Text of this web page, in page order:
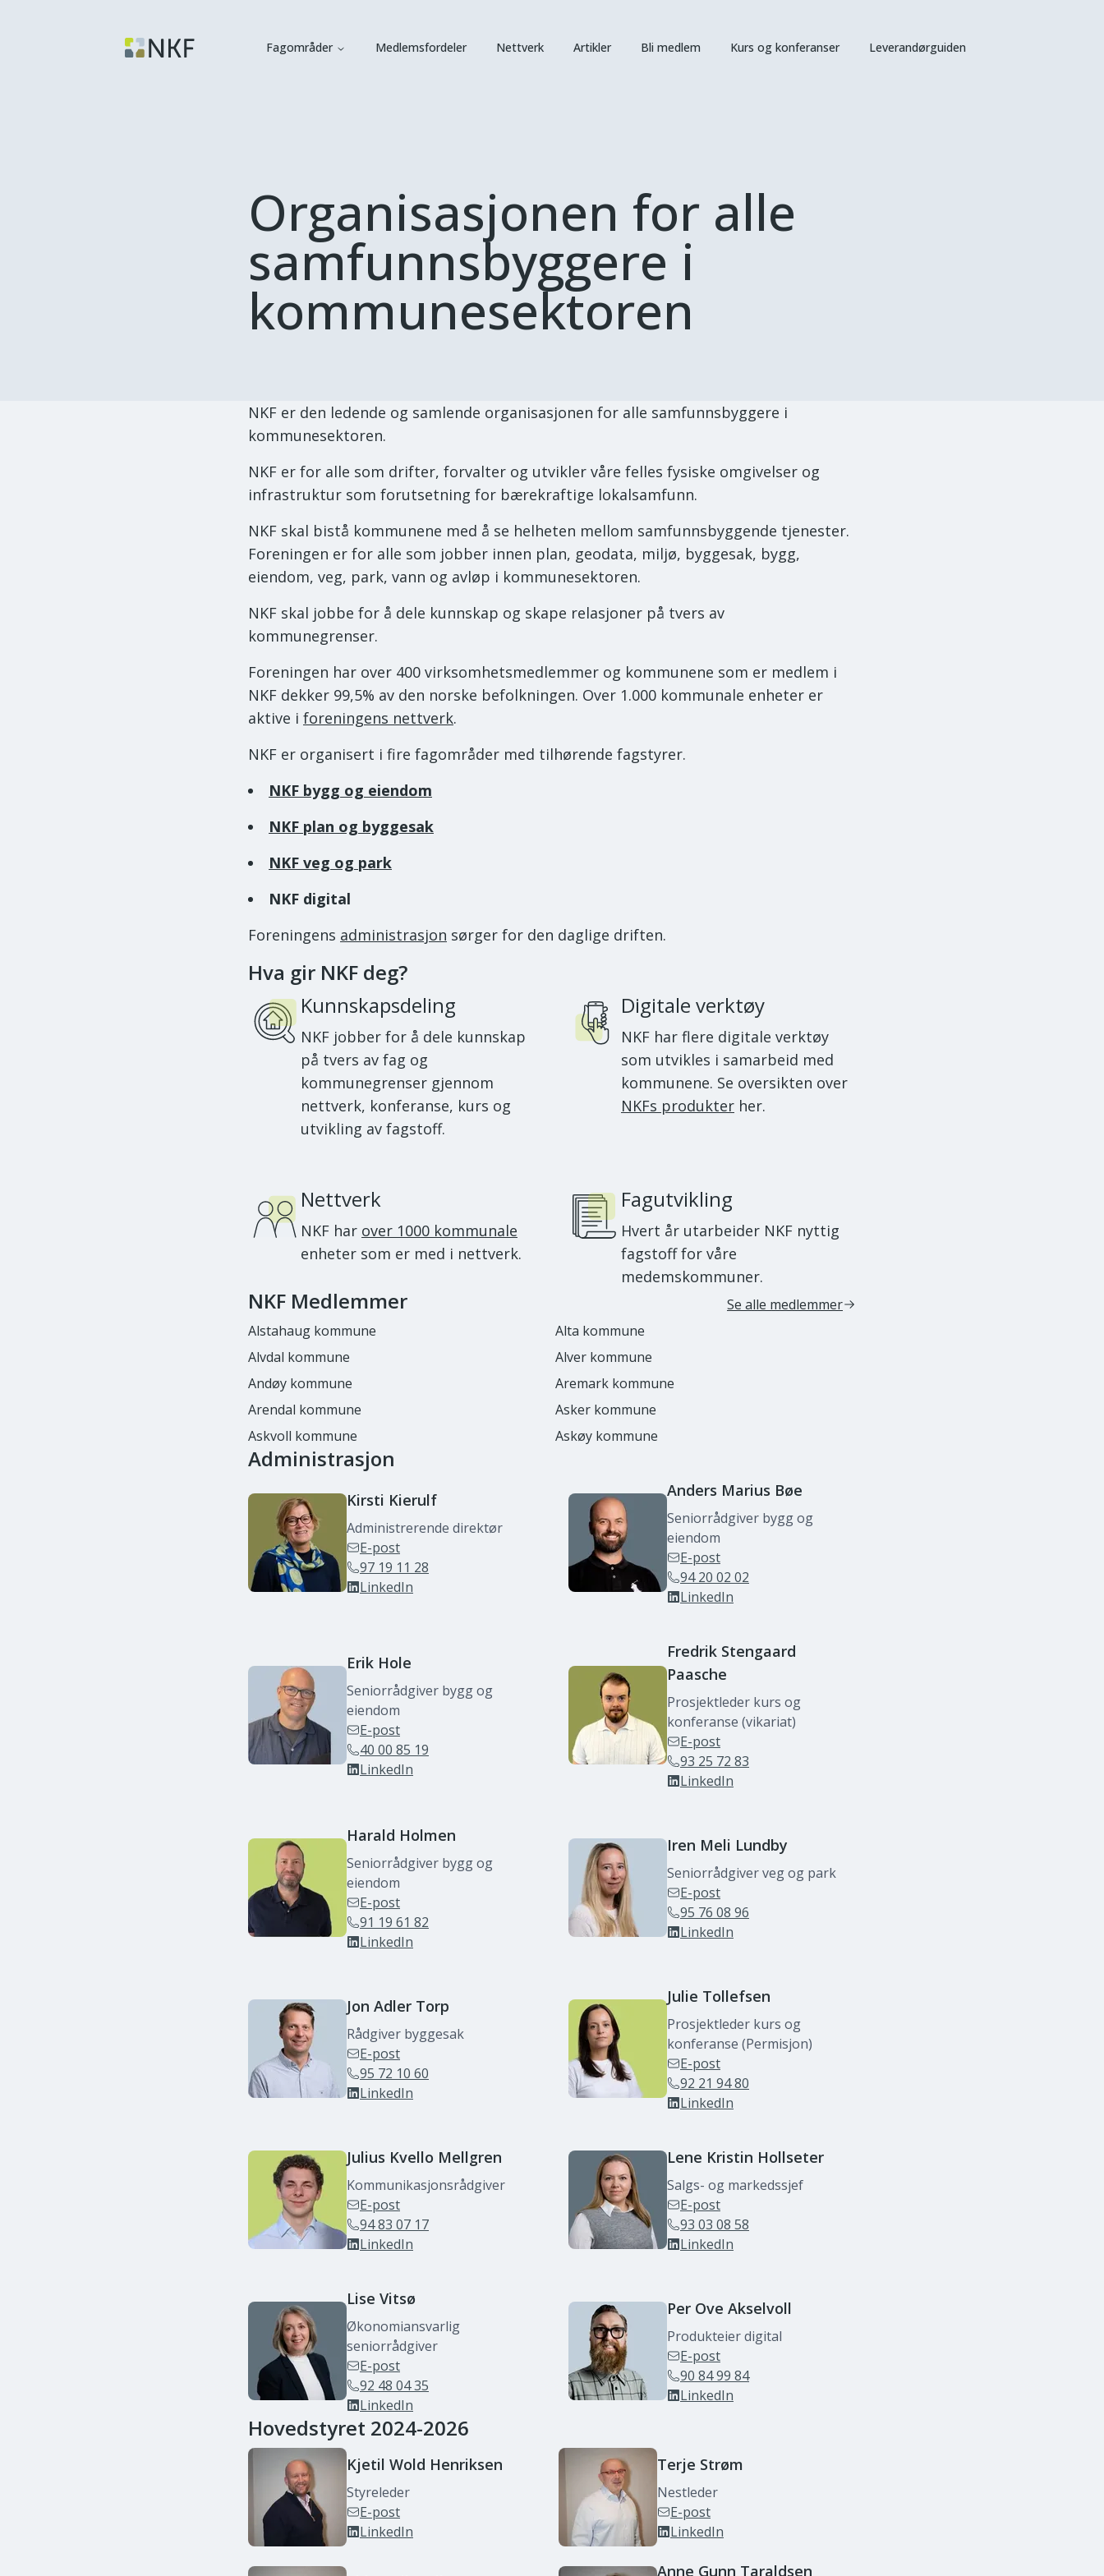
Fagområder Medlemsfordeler Nettverk Artikler Bli medlem Kurs og konferanser Leverandørguiden
Organisasjonen for alle
samfunnsbyggere i
kommunesektoren
NKF er den ledende og samlende organisasjonen for alle samfunnsbyggere i
kommunesektoren.
NKF er for alle som drifter, forvalter og utvikler våre felles fysiske omgivelser og
infrastruktur som forutsetning for bærekraftige lokalsamfunn.
NKF skal bistå kommunene med å se helheten mellom samfunnsbyggende tjenester.
Foreningen er for alle som jobber innen plan, geodata, miljø, byggesak, bygg,
eiendom, veg, park, vann og avløp i kommunesektoren.
NKF skal jobbe for å dele kunnskap og skape relasjoner på tvers av
kommunegrenser.
Foreningen har over 400 virksomhetsmedlemmer og kommunene som er medlem i
NKF dekker 99,5% av den norske befolkningen. Over 1.000 kommunale enheter er
aktive i foreningens nettverk.
NKF er organisert i fire fagområder med tilhørende fagstyrer.
NKF bygg og eiendom
NKF plan og byggesak
NKF veg og park
NKF digital
Foreningens administrasjon sørger for den daglige driften.
Hva gir NKF deg?
Kunnskapsdeling
NKF jobber for å dele kunnskap
på tvers av fag og
kommunegrenser gjennom
nettverk, konferanse, kurs og
utvikling av fagstoff.
Digitale verktøy
NKF har flere digitale verktøy
som utvikles i samarbeid med
kommunene. Se oversikten over
NKFs produkter her.
Nettverk
NKF har over 1000 kommunale
enheter som er med i nettverk.
Fagutvikling
Hvert år utarbeider NKF nyttig
fagstoff for våre
medemskommuner.
NKF Medlemmer
Se alle medlemmer
Alstahaug kommune
Alta kommune
Alvdal kommune
Alver kommune
Andøy kommune
Aremark kommune
Arendal kommune
Asker kommune
Askvoll kommune
Askøy kommune
Administrasjon
Kirsti Kierulf
Administrerende direktør
E-post
97 19 11 28
LinkedIn
Anders Marius Bøe
Seniorrådgiver bygg og
eiendom
E-post
94 20 02 02
LinkedIn
Erik Hole
Seniorrådgiver bygg og
eiendom
E-post
40 00 85 19
LinkedIn
Fredrik Stengaard
Paasche
Prosjektleder kurs og
konferanse (vikariat)
E-post
93 25 72 83
LinkedIn
Harald Holmen
Seniorrådgiver bygg og
eiendom
E-post
91 19 61 82
LinkedIn
Iren Meli Lundby
Seniorrådgiver veg og park
E-post
95 76 08 96
LinkedIn
Jon Adler Torp
Rådgiver byggesak
E-post
95 72 10 60
LinkedIn
Julie Tollefsen
Prosjektleder kurs og
konferanse (Permisjon)
E-post
92 21 94 80
LinkedIn
Julius Kvello Mellgren
Kommunikasjonsrådgiver
E-post
94 83 07 17
LinkedIn
Lene Kristin Hollseter
Salgs- og markedssjef
E-post
93 03 08 58
LinkedIn
Lise Vitsø
Økonomiansvarlig
seniorrådgiver
E-post
92 48 04 35
LinkedIn
Per Ove Akselvoll
Produkteier digital
E-post
90 84 99 84
LinkedIn
Hovedstyret 2024-2026
Kjetil Wold Henriksen
Styreleder
E-post
LinkedIn
Terje Strøm
Nestleder
E-post
LinkedIn
Anne Gunn Taraldsen